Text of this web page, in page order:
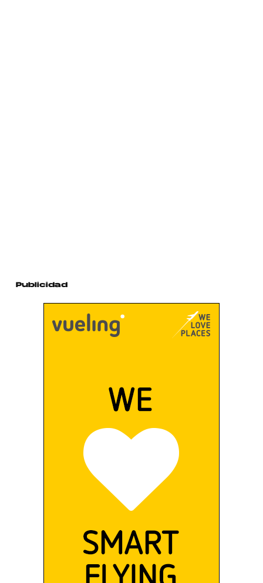
Publicidad